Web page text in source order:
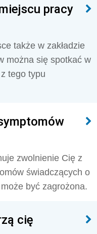
pracy
także w zakładzie
można się spotkać w
tego typu
zwolnienie Cię z
świadczących o
być zagrożona.
cię